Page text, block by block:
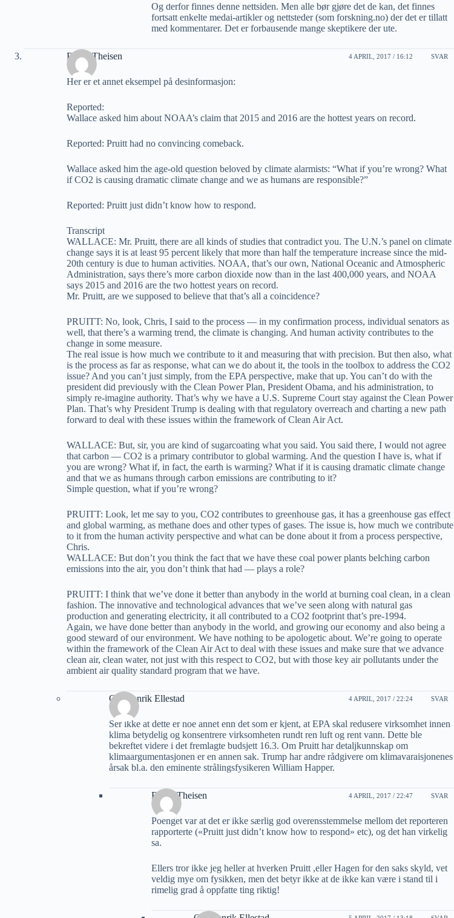
Og derfor finnes denne nettsiden. Men alle bør gjøre det de kan, det finnes
fortsatt enkelte medai-artikler og nettsteder (som forskning.no) der det er tillatt
med kommentarer. Det er forbausende mange skeptikere der ute.
Roald Theisen 4 APRIL, 2017 / 16:12 SVAR
Her er et annet eksempel på desinformasjon:
Reported:
Wallace asked him about NOAA’s claim that 2015 and 2016 are the hottest years on record.
Reported: Pruitt had no convincing comeback.
Wallace asked him the age-old question beloved by climate alarmists: “What if you’re wrong? What
if CO2 is causing dramatic climate change and we as humans are responsible?”
Reported: Pruitt just didn’t know how to respond.
Transcript
WALLACE: Mr. Pruitt, there are all kinds of studies that contradict you. The U.N.’s panel on climate
change says it is at least 95 percent likely that more than half the temperature increase since the mid-
20th century is due to human activities. NOAA, that’s our own, National Oceanic and Atmospheric
Administration, says there’s more carbon dioxide now than in the last 400,000 years, and NOAA
says 2015 and 2016 are the two hottest years on record.
Mr. Pruitt, are we supposed to believe that that’s all a coincidence?
PRUITT: No, look, Chris, I said to the process — in my confirmation process, individual senators as
well, that there’s a warming trend, the climate is changing. And human activity contributes to the
change in some measure.
The real issue is how much we contribute to it and measuring that with precision. But then also, what
is the process as far as response, what can we do about it, the tools in the toolbox to address the CO2
issue? And you can’t just simply, from the EPA perspective, make that up. You can’t do with the
president did previously with the Clean Power Plan, President Obama, and his administration, to
simply re-imagine authority. That’s why we have a U.S. Supreme Court stay against the Clean Power
Plan. That’s why President Trump is dealing with that regulatory overreach and charting a new path
forward to deal with these issues within the framework of Clean Air Act.
WALLACE: But, sir, you are kind of sugarcoating what you said. You said there, I would not agree
that carbon — CO2 is a primary contributor to global warming. And the question I have is, what if
you are wrong? What if, in fact, the earth is warming? What if it is causing dramatic climate change
and that we as humans through carbon emissions are contributing to it?
Simple question, what if you’re wrong?
PRUITT: Look, let me say to you, CO2 contributes to greenhouse gas, it has a greenhouse gas effect
and global warming, as methane does and other types of gases. The issue is, how much we contribute
to it from the human activity perspective and what can be done about it from a process perspective,
Chris.
WALLACE: But don’t you think the fact that we have these coal power plants belching carbon
emissions into the air, you don’t think that had — plays a role?
PRUITT: I think that we’ve done it better than anybody in the world at burning coal clean, in a clean
fashion. The innovative and technological advances that we’ve seen along with natural gas
production and generating electricity, it all contributed to a CO2 footprint that’s pre-1994.
Again, we have done better than anybody in the world, and growing our economy and also being a
good steward of our environment. We have nothing to be apologetic about. We’re going to operate
within the framework of the Clean Air Act to deal with these issues and make sure that we advance
clean air, clean water, not just with this respect to CO2, but with those key air pollutants under the
ambient air quality standard program that we have.
Ole Henrik Ellestad 4 APRIL, 2017 / 22:24 SVAR
Ser ikke at dette er noe annet enn det som er kjent, at EPA skal redusere virksomhet innen
klima betydelig og konsentrere virksomheten rundt ren luft og rent vann. Dette ble
bekreftet videre i det fremlagte budsjett 16.3. Om Pruitt har detaljkunnskap om
klimaargumentasjonen er en annen sak. Trump har andre rådgivere om klimavaraisjonenes
årsak bl.a. den eminente strålingsfysikeren William Happer.
Roald Theisen 4 APRIL, 2017 / 22:47 SVAR
Poenget var at det er ikke særlig god overensstemmelse mellom det reporteren
rapporterte («Pruitt just didn’t know how to respond» etc), og det han virkelig
sa.
Ellers tror ikke jeg heller at hverken Pruitt ,eller Hagen for den saks skyld, vet
veldig mye om fysikken, men det betyr ikke at de ikke kan være i stand til i
rimelig grad å oppfatte ting riktig!